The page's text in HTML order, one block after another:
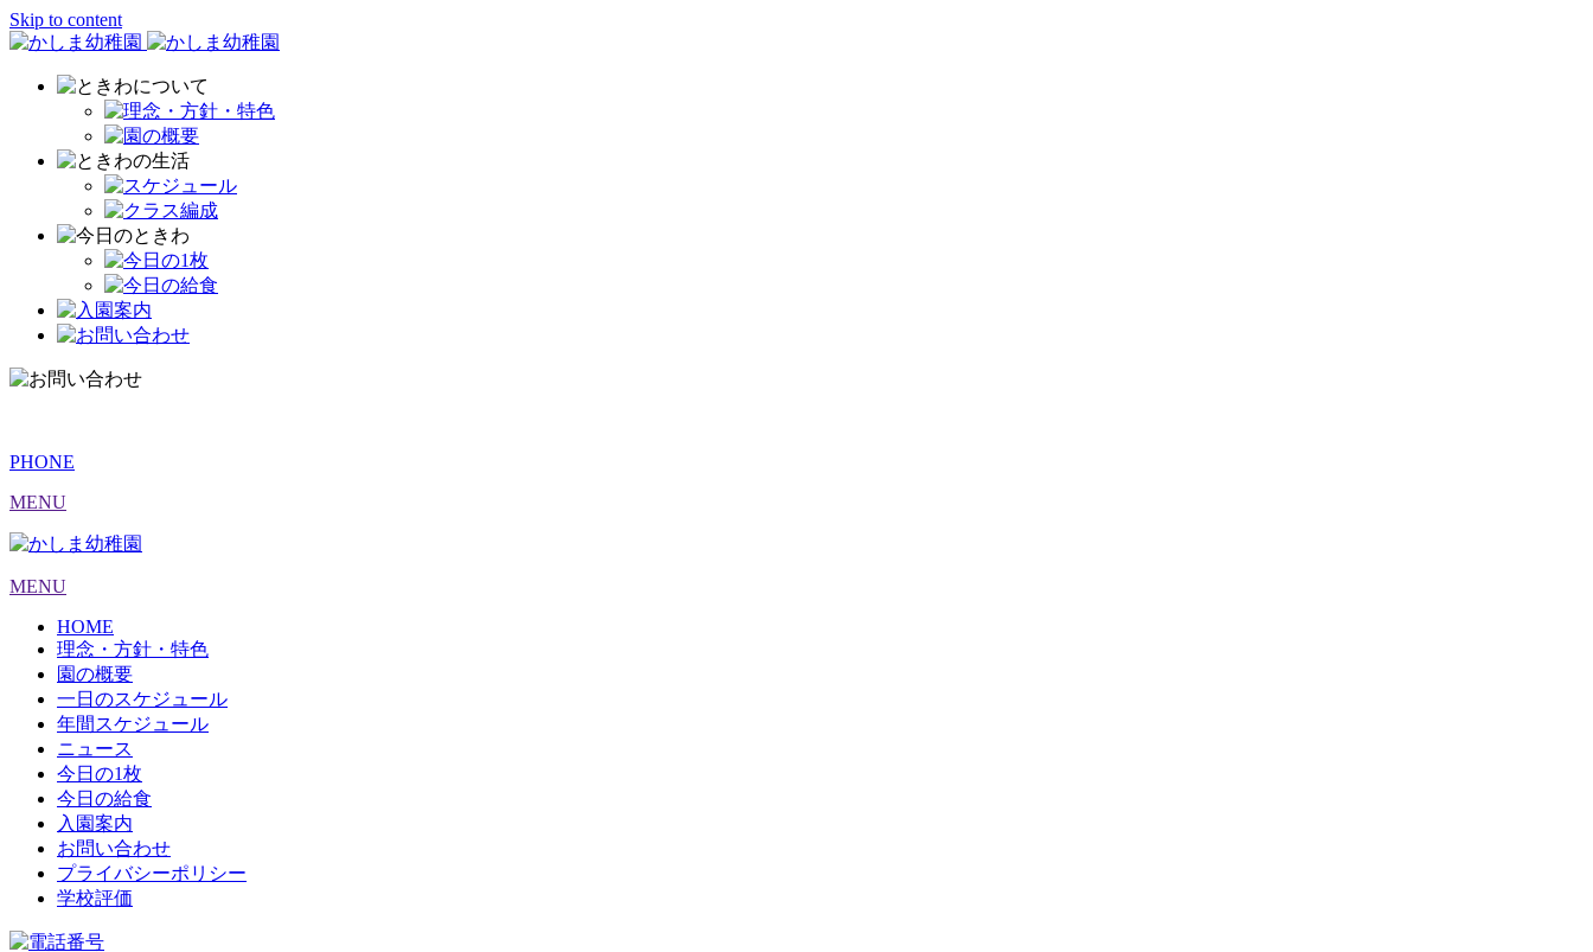
Skip to content
PHONE
MENU
MENU
HOME
理念・方針・特色
園の概要
一日のスケジュール
年間スケジュール
ニュース
今日の1枚
今日の給食
入園案内
お問い合わせ
プライバシーポリシー
学校評価